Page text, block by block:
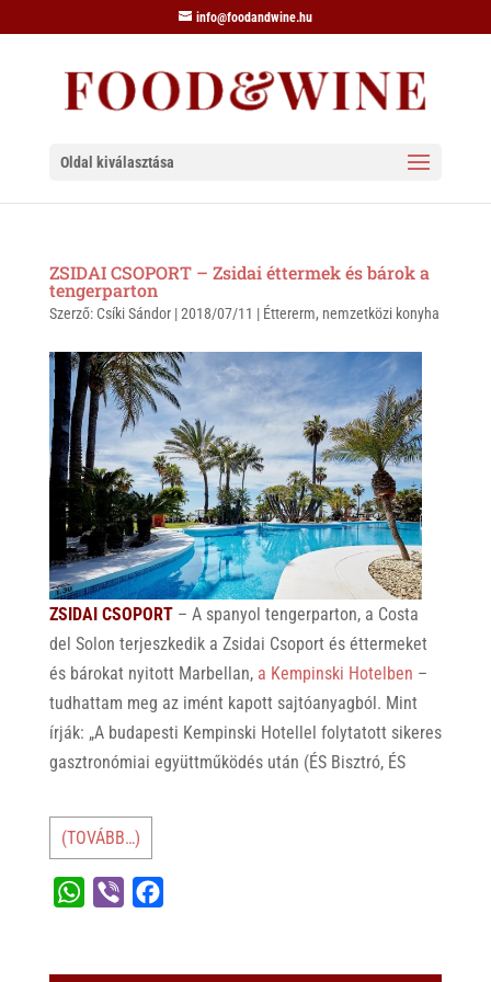
info@foodandwine.hu
Oldal kiválasztása
ZSIDAI CSOPORT – Zsidai éttermek és bárok a
tengerparton
Szerző: Csíki Sándor|2018/07/11 | Éttererm, nemzetközi konyha
ZSIDAI CSOPORT– A spanyol tengerparton, a Costa
del Solon terjeszkedik a Zsidai Csoport és éttermeket
és bárokat nyitott Marbellan, a Kempinski Hotelben –
tudhattam meg az imént kapott sajtóanyagból. Mint
írják: „A budapesti Kempinski Hotellel folytatott sikeres
gasztronómiai együttműködés után (ÉS Bisztró, ÉS
(TOVÁBB…)